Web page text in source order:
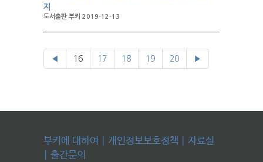
지
도서출판 부키 2019-12-13
◀ 16 17 18 19 20 ▶
부키에 대하여 개인정보보호정책
자료실
출간문의